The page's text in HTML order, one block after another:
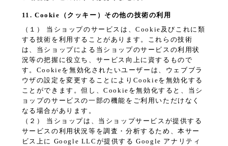
11. Cookie（クッキー）その他の技術の利用
（１） 当ショップのサービスは、Cookie及びこれに類
する技術を利用することがあります。これらの技術
は、当ショップによる当ショップのサービスの利用状
況等の把握に役立ち、サービス向上に資するもので
す。Cookieを無効化されたいユーザーは、ウェブブラ
ウザの設定を変更することによりCookieを無効化する
ことができます。但し、Cookieを無効化すると、当シ
ョップのサービスの一部の機能をご利用いただけなく
なる場合があります。
（２） 当ショップは、当ショップサービスが提供する
サービスの利用状況等を調査・分析するため、本サー
ビス上に Google LLCが提供する Google アナリティ